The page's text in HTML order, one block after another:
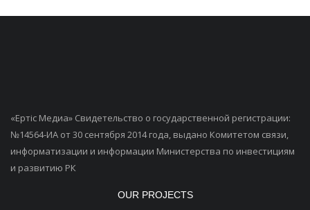
«Ертiс Медиа» Свидетельство о государственной регистрации:
№14564-ИА от 30 сентября 2014 года, выдано Комитетом связи,
информатизации и информации Министерства по инвестициям
и развитию РК
OUR PROJECTS